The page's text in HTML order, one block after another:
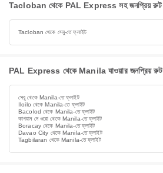
Tacloban থেকে PAL Express সহ জনপ্রিয় রুট
Tacloban থেকে সেবু-তে ফ্লাইট
PAL Express থেকে Manila যাওয়ার জনপ্রিয় রুট
সেবু থেকে Manila-তে ফ্লাইট
Iloilo থেকে Manila-তে ফ্লাইট
Bacolod থেকে Manila-তে ফ্লাইট
কাগয়ান দে ওরো থেকে Manila-তে ফ্লাইট
Boracay থেকে Manila-তে ফ্লাইট
Davao City থেকে Manila-তে ফ্লাইট
Tagbilaran থেকে Manila-তে ফ্লাইট